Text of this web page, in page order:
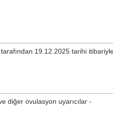
19.12.2025 tarihi
diğer ovulasyon uyarıcılar -